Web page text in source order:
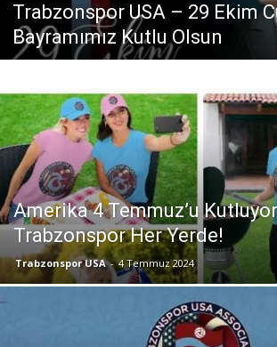
Trabzonspor USA – 29 Ekim
Bayramımız Kutlu Olsun
Amerika 4 Temmuz’u
Trabzonspor Her Yerde!
Trabzonspor USA - 4 Temmuz 2024